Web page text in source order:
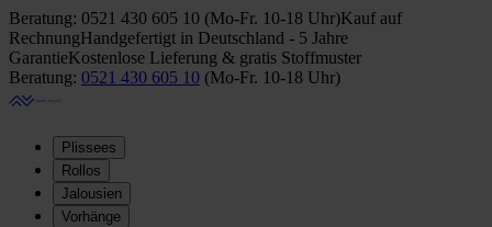
Beratung: 0521 430 605 10 (Mo-Fr. 10-18 Uhr)Kauf auf
RechnungHandgefertigt in Deutschland - 5 Jahre
GarantieKostenlose Lieferung & gratis Stoffmuster
Beratung: 0521 430 605 10 (Mo-Fr. 10-18 Uhr)
Plissees
Rollos
Jalousien
Vorhänge